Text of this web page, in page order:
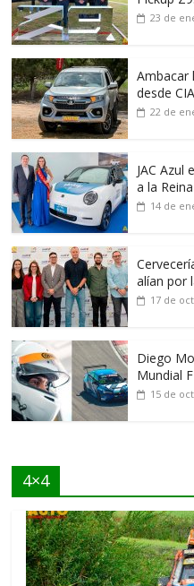
23 de
Ambacar
desde
22 de
JAC Azul
a la
14 de
alían por
17 de
Diego
Mundial
15 de
4×4